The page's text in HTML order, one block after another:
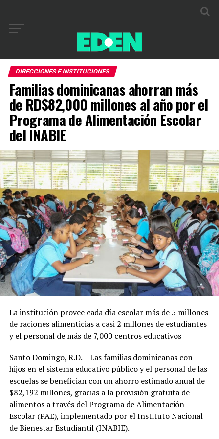
DIRECCIONES E INSTITUCIONES
Familias dominicanas ahorran más
de RD$82,000 millones al año por el
Programa de Alimentación Escolar
del INABIE
La institución provee cada día escolar más de 5 millones
de raciones alimenticias a casi 2 millones de estudiantes
y el personal de más de 7,000 centros educativos
Santo Domingo, R.D. – Las familias dominicanas con
hijos en el sistema educativo público y el personal de las
escuelas se benefician con un ahorro estimado anual de
$82,192 millones, gracias a la provisión gratuita de
alimentos a través del Programa de Alimentación
Escolar (PAE), implementado por el Instituto Nacional
de Bienestar Estudiantil (INABIE).